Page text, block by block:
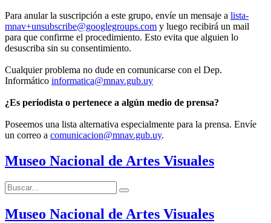
Para anular la suscripción a este grupo, envíe un mensaje a lista-
mnav+unsubscribe@googlegroups.com y luego recibirá un mail
para que confirme el procedimiento. Esto evita que alguien lo
desuscriba sin su consentimiento.
Cualquier problema no dude en comunicarse con el Dep.
Informático informatica@mnav.gub.uy
¿Es periodista o pertenece a algún medio de prensa?
Poseemos una lista alternativa especialmente para la prensa. Envíe
un correo a comunicacion@mnav.gub.uy.
Museo Nacional de Artes Visuales
Buscar:
Buscar
Museo Nacional de Artes Visuales